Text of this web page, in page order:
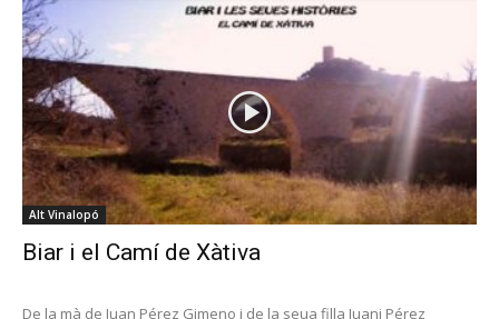
Alt Vinalopó
Biar i el Camí de Xàtiva
De la mà de Juan Pérez Gimeno i de la seua filla Juani Pérez